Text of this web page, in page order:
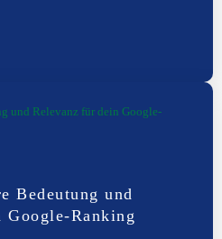
Bedeutung und
Ranking